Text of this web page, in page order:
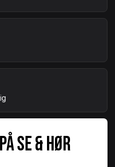
SE & HØR